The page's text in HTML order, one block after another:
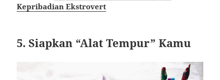
Kepribadian Ekstrovert
5. Siapkan “Alat Tempur” Kamu